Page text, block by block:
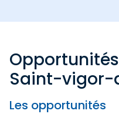
Saint-vigor-
Les opportunités